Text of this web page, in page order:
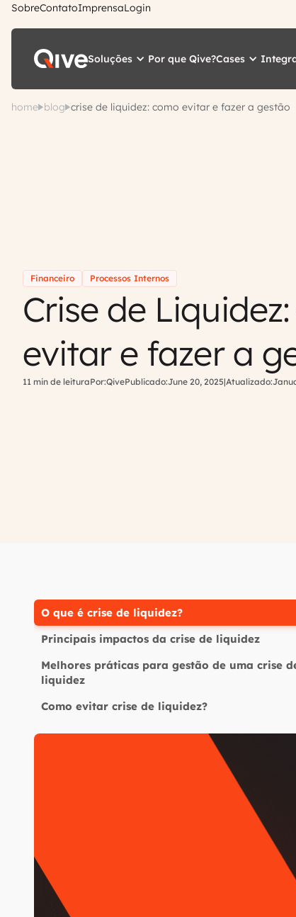
SobreContatoImprensaLogin
Soluções Por que Qive?Cases
home blog crise de liquidez: como evitar e fazer a gestão
Financeiro Processos Internos
Crise de
evitar e fazer a
11 min de leituraPor:QivePublicado:June 20, 2025|Atualizado:
O que é crise de liquidez?
Principais impactos da crise de liquidez
Melhores práticas para gestão de uma crise
liquidez
Como evitar crise de liquidez?